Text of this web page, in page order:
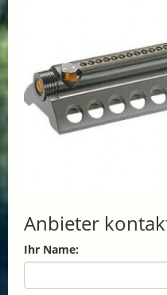
Anbieter
Ihr Name: